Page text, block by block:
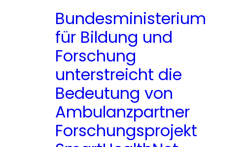
Bundesministerium
für Bildung und
Forschung
unterstreicht die
Bedeutung von
Ambulanzpartner
Forschungsprojekt